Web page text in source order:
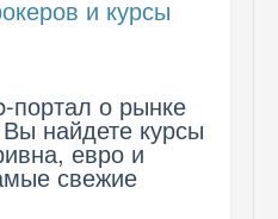
и курсы
портал о рынке
найдете курсы
евро и
свежие